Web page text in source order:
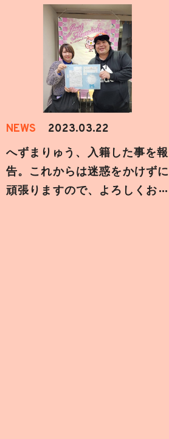
NEWS 2023.03.22
へずまりゅう、入籍した事を報
告。これからは迷惑をかけずに
頑張りますので、よろしくお願